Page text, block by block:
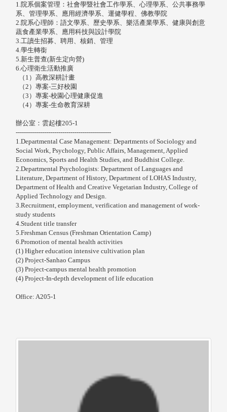
1.院系個案管理：社會學暨社會工作學系、心理學系、公共事務學
系、管理學系、應用經濟學系、運健學程、佛教學院
2.院系心理師：語文學系、歷史學系、樂活產業學系、健康與創意
蔬食產業學系、應用科技與設計學院
3.工讀生招募、聘用、核銷、管理
4.學生轉銜
5.新生普查(新生定向營)
6.心理衛生活動推廣
（1）高教深耕計畫
（2）專案-三好校園
（3）專案-校園心理健康促進
（4）專案-生命教育深耕
辦公室：雲起樓205-1
-----------------------------------------------
1.Departmental Case Management: Departments of Sociology and
Social Work, Psychology, Public Affairs, Management, Applied
Economics, Sports and Health Studies, and Buddhist College.
2.Departmental Psychologists: Department of Languages ​​and
Literature, Department of History, Department of LOHAS Industry,
Department of Health and Creative Vegetarian Industry, College of
Applied Technology and Design.
3.Recruitment, employment, verification and management of work-
study students
4.Student title transfer
5.Freshman Census (Freshman Orientation Camp)
6.Promotion of mental health activities
(1) Higher education intensive cultivation plan
(2) Project-Sanhao Campus
(3) Project-campus mental health promotion
(4) Project-In-depth development of life education
Office: A205-1